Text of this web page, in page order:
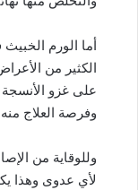
أما الورم
الكثير من
على غزو
وفرصة العلاج
وللوقاية من
لأي عدوى وهذا